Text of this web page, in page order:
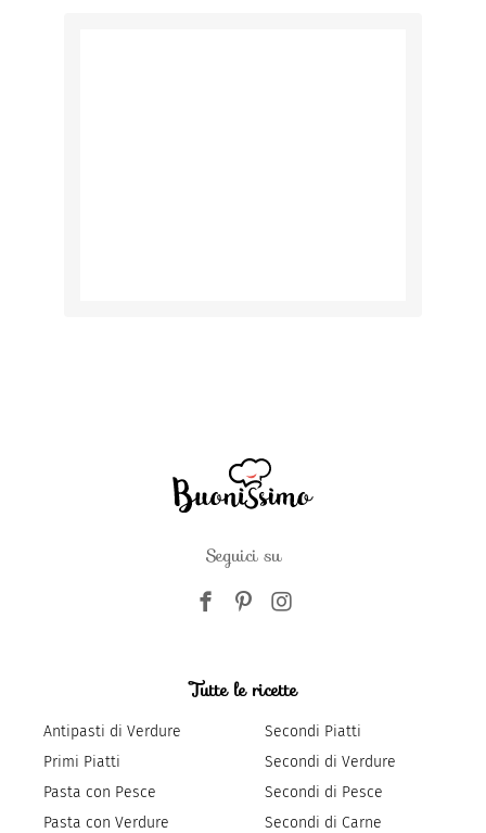
Seguici su
Tutte le ricette
Antipasti di Verdure
Primi Piatti
Pasta con Pesce
Pasta con Verdure
Secondi Piatti
Secondi di Verdure
Secondi di Pesce
Secondi di Carne